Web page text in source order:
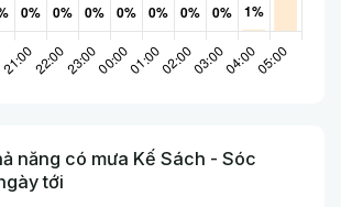
năng có mưa Kế Sách - Sóc
tới